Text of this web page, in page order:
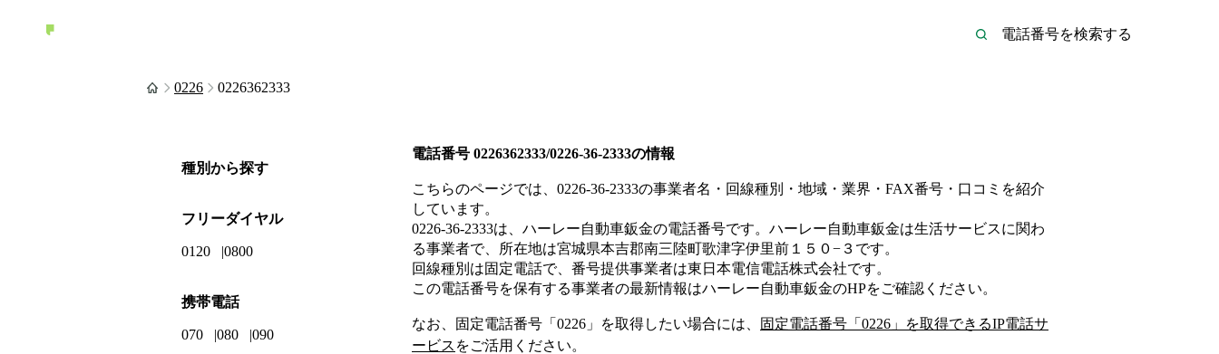
0226 0226362333
電話番号 0226362333/0226-36-2333の情報
こちらのページでは、 0226-36-2333の事業者名・回線種別・地域・業界・FAX番号・口コミを紹介
しています。
0226-36-2333は、 ハーレー自動車鈑金の電話番号です。 ハーレー自動車鈑金は生活サービスに関わ
る事業者で、所在地は宮城県本吉郡南三陸町歌津字伊里前１５０−３ です。
回線種別は固定電話で、番号提供事業者は東日本電信電話株式会社です。
この電話番号を保有する事業者の最新情報はハーレー自動車鈑金のHPをご確認ください。
なお、固定電話番号「 0226 」を取得したい場合には、 固定電話番号「 0226 」を取得できるIP電話サ
ービス をご活用ください。
種別から探す
フリーダイヤル
0120 0800
携帯電話
070 080 090